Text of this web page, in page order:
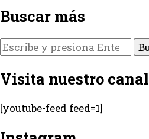
Buscar más
¿Buscas
algo?
Visita nuestro canal
[youtube-feed feed=1]